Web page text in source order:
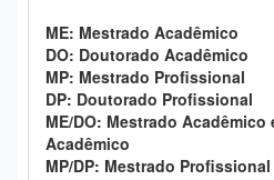
ME: Mestrado Acadêmico
DO: Doutorado Acadêmico
MP: Mestrado Profissional
DP: Doutorado Profissional
ME/DO: Mestrado Acadêmico
Acadêmico
MP/DP: Mestrado